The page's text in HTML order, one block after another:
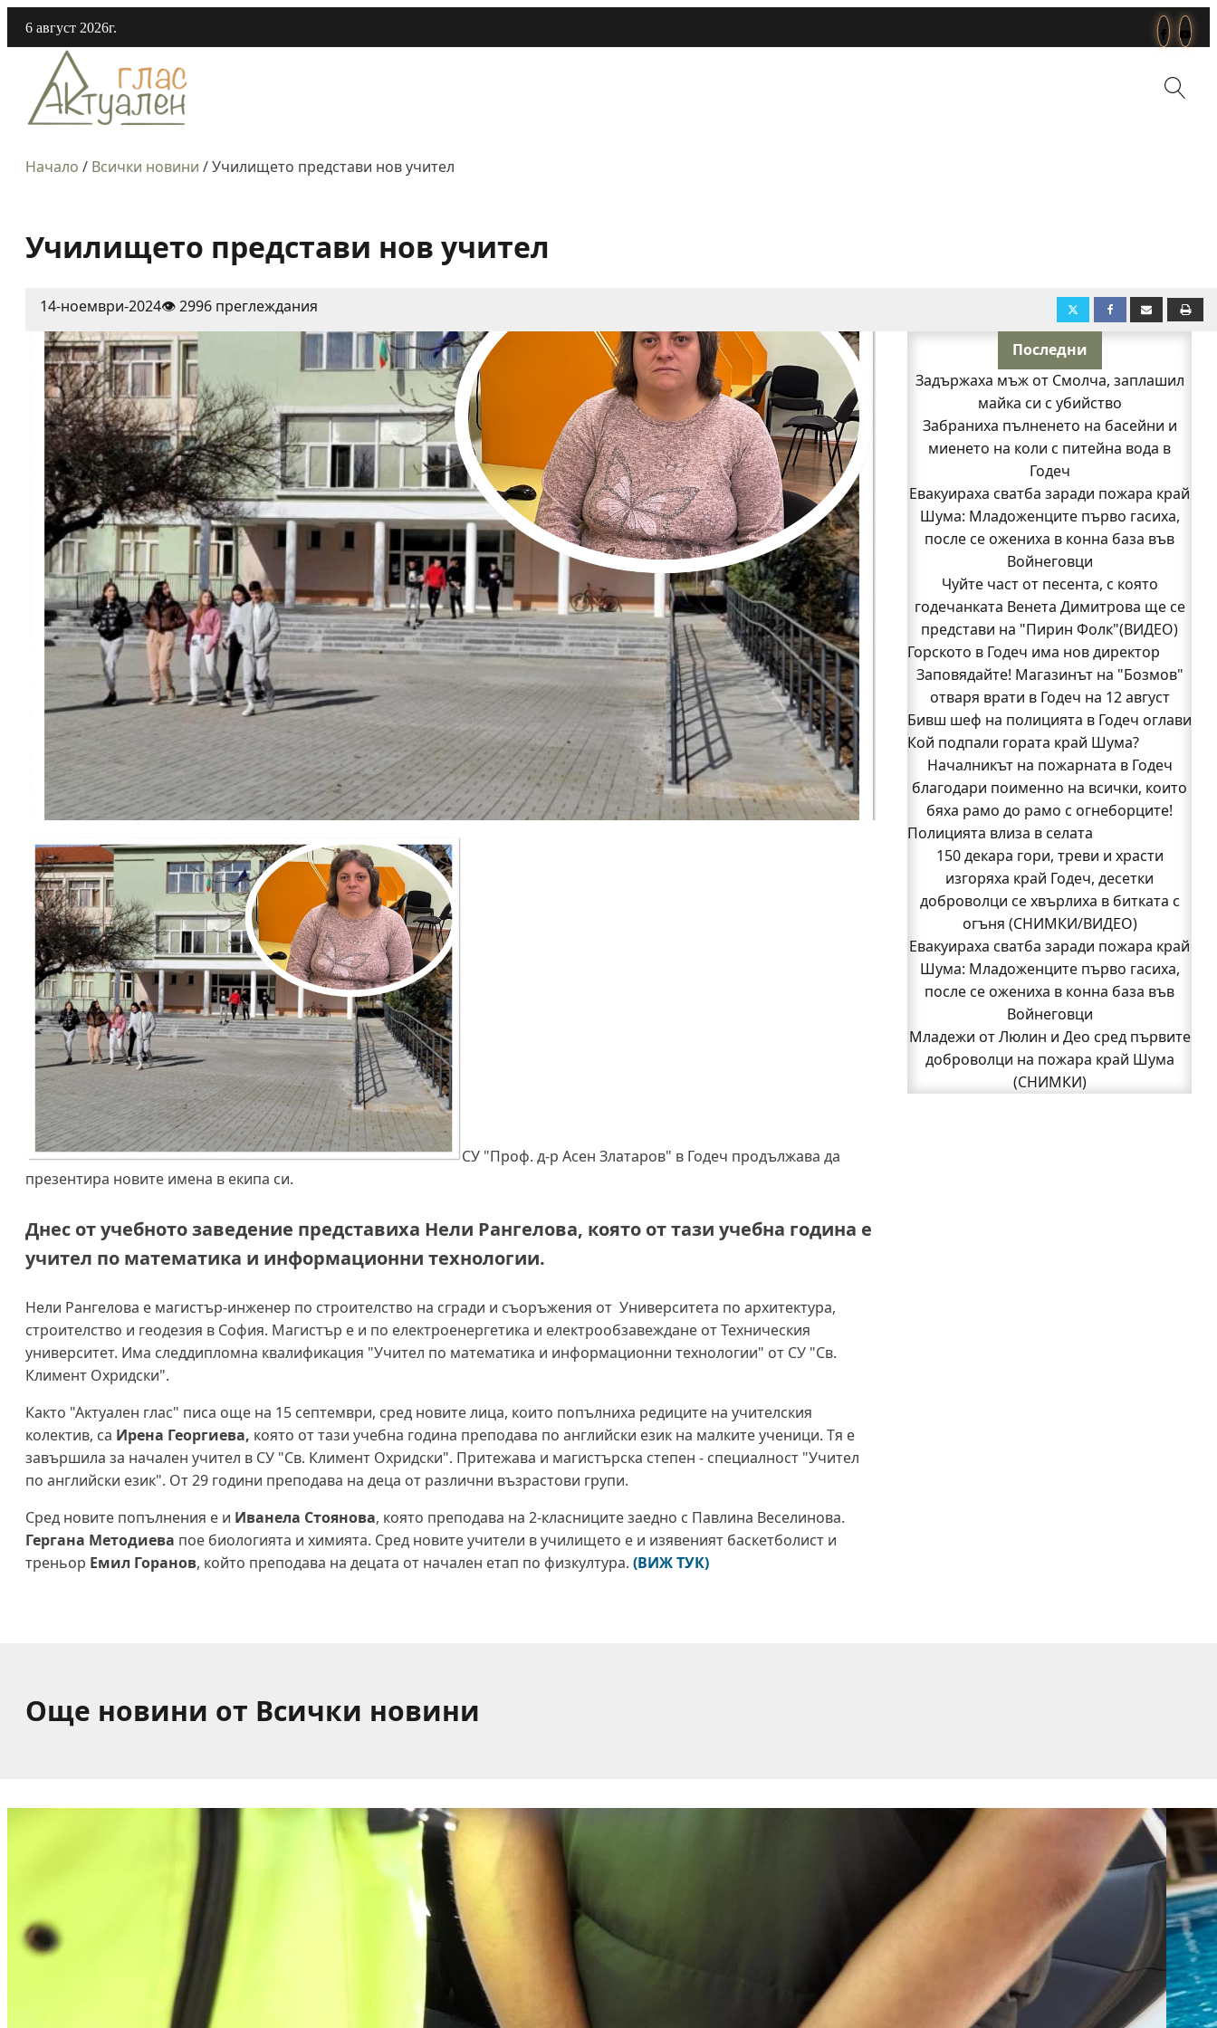
6 август 2026г.
Начало / Всички новини /Училището представи нов учител
Училището представи нов учител
14-ноември-2024👁️ 2996 преглеждания
СУ "Проф. д-р Асен Златаров" в Годеч продължава да
презентира новите имена в екипа си.
Днес от учебното заведение представиха Нели Рангелова, която от тази учебна година е
учител по математика и информационни технологии.
Нели Рангелова е магистър-инженер по строителство на сгради и съоръжения от Университета по архитектура,
строителство и геодезия в София. Магистър е и по електроенергетика и електрообзавеждане от Техническия
университет. Има следдипломна квалификация "Учител по математика и информационни технологии" от СУ "Св.
Климент Охридски".
Както "Актуален глас" писа още на 15 септември, сред новите лица, които попълниха редиците на учителския
колектив, са Ирена Георгиева, която от тази учебна година преподава по английски език на малките ученици. Тя е
завършила за начален учител в СУ "Св. Климент Охридски". Притежава и магистърска степен - специалност "Учител
по английски език". От 29 години преподава на деца от различни възрастови групи.
Сред новите попълнения е и Иванела Стоянова, която преподава на 2-класниците заедно с Павлина Веселинова.
Гергана Методиева пое биологията и химията. Сред новите учители в училището е и изявеният баскетболист и
треньор Емил Горанов, който преподава на децата от начален етап по физкултура. (ВИЖ ТУК)
Последни
Задържаха мъж от Смолча, заплашил
майка си с убийство
Забраниха пълненето на басейни и
миенето на коли с питейна вода в
Годеч
Евакуираха сватба заради пожара край
Шума: Младоженците първо гасиха,
после се ожениха в конна база във
Войнеговци
Чуйте част от песента, с която
годечанката Венета Димитрова ще се
представи на "Пирин Фолк"(ВИДЕО)
Горското в Годеч има нов директор
Заповядайте! Магазинът на "Бозмов"
отваря врати в Годеч на 12 август
Бивш шеф на полицията в Годеч оглави
ОДМВР-Видин
Кой подпали гората край Шума?
Младежи от Люлин и Део сред първите
доброволци на пожара край Шума
(СНИМКИ)
Началникът на пожарната в Годеч
благодари поименно на всички, които
бяха рамо до рамо с огнеборците!
150 декара гори, треви и храсти
изгоряха край Годеч, десетки
доброволци се хвърлиха в битката с
огъня (СНИМКИ/ВИДЕО)
Полицията влиза в селата
Възможни са прекъсвания на тока утре
в части от община Годеч
Какво накара Яна и Станимир да
Кой подпали гората край Шума?
Началникът на пожарната в Годеч
благодари поименно на всички, които
бяха рамо до рамо с огнеборците!
Полицията влиза в селата
150 декара гори, треви и храсти
изгоряха край Годеч, десетки
доброволци се хвърлиха в битката с
огъня (СНИМКИ/ВИДЕО)
Евакуираха сватба заради пожара край
Шума: Младоженците първо гасиха,
после се ожениха в конна база във
Войнеговци
Младежи от Люлин и Део сред първите
доброволци на пожара край Шума
(СНИМКИ)
Още новини от Всички новини